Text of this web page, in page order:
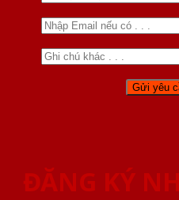
ĐĂNG KÝ